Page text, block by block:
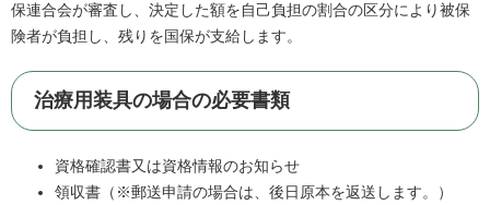
保連合会が審査し、決定した額を自己負担の割合の区分により被保
険者が負担し、残りを国保が支給します。
治療用装具の場合の必要書類
資格確認書又は資格情報のお知らせ
領収書（※郵送申請の場合は、後日原本を返送します。）